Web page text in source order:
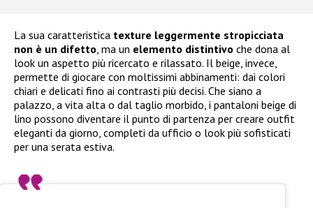
La sua caratteristica texture leggermente stropicciata
non è un difetto , ma un elemento distintivo che dona al
look un aspetto più ricercato e rilassato. Il beige, invece,
permette di giocare con moltissimi abbinamenti: dai colori
chiari e delicati fino ai contrasti più decisi. Che siano a
palazzo, a vita alta o dal taglio morbido, i pantaloni beige di
lino possono diventare il punto di partenza per creare outfit
eleganti da giorno, completi da ufficio o look più sofisticati
per una serata estiva.